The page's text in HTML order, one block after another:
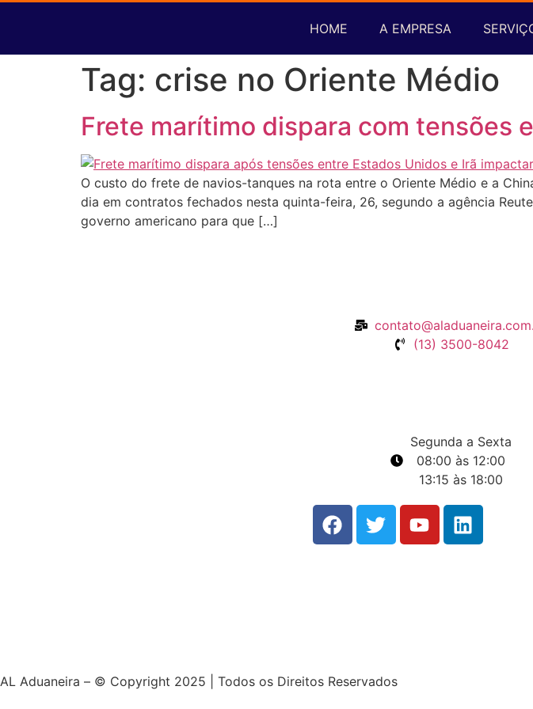
HOME A EMPRESA
Tag: crise no Oriente Médio
Frete marítimo dispara com tensões
O custo do frete de navios-tanques na rota entre o Oriente Médio e a
dia em contratos fechados nesta quinta-feira, 26, segundo a agência
governo americano para que […]
(13) 3500-8042
Segunda a Sexta
08:00 às 12:00
13:15 às 18:00
AL Aduaneira – © Copyright 2025 | Todos os Direitos Reservados